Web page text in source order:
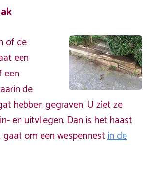
of de
een
een
de
hebben gegraven. U ziet ze
en uitvliegen. Dan is het haast
om een wespennestin de